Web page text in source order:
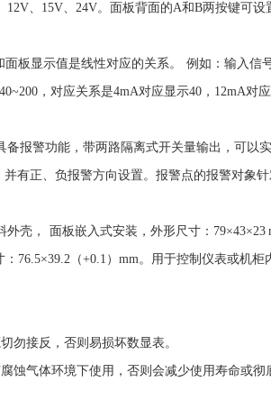
12V、15V、24V。面板背面的A和B两按键可
板显示值是线性对应的关系。 例如：输入信
，对应关系是4mA对应显示40，12mA对
报警功能，带两路隔离式开关量输出，可以
并有正、负报警方向设置。报警点的报警对象
壳， 面板嵌入式安装，外形尺寸：79×43×23
76.5×39.2（+0.1）mm。用于控制仪表或机柜
勿接反，否则易损坏数显表。
蚀气体环境下使用，否则会减少使用寿命或彻